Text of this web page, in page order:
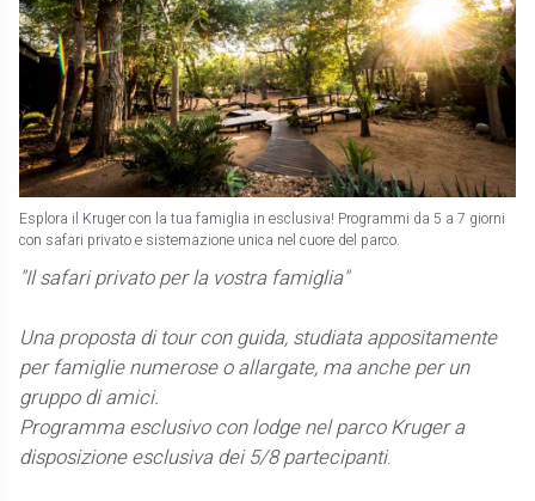
Esplora il Kruger con la tua famiglia in esclusiva! Programmi da 5 a 7 giorni
con safari privato e sistemazione unica nel cuore del parco.
"Il safari privato per la vostra famiglia"
Una proposta di tour con guida, studiata appositamente
per famiglie numerose o allargate, ma anche per un
gruppo di amici.
Programma esclusivo con lodge nel parco Kruger a
disposizione esclusiva dei 5/8 partecipanti.